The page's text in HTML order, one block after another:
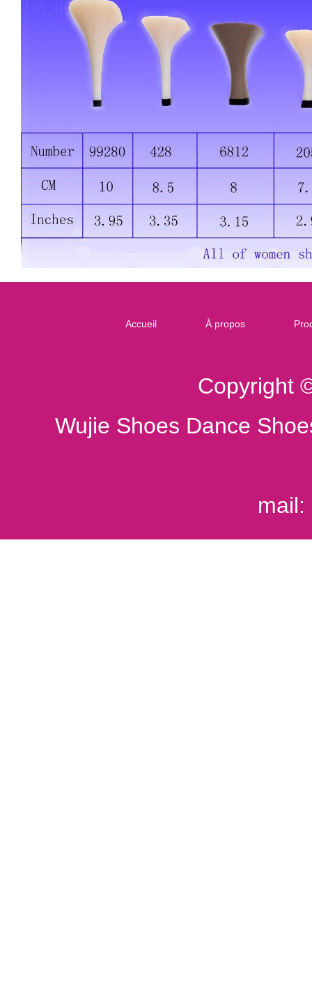
Accueil À propos
Copyright
Wujie Shoes Dance